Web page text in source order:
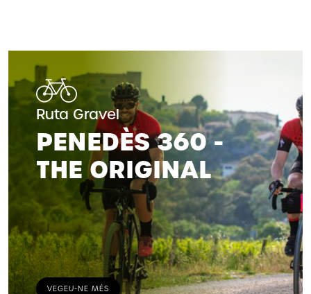
Ruta Gravel
PENEDÈS 360 -
THE ORIGINAL
VEGEU-NE MÉS